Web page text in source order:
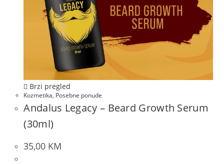
Brzi pregled
Kozmetika, Posebne ponude
Andalus Legacy – Beard Growth Serum
(30ml)
35,00 KM